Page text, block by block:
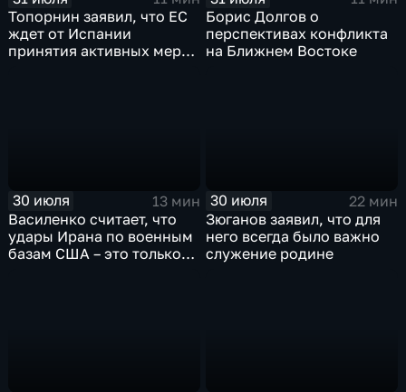
Топорнин заявил, что ЕС
ждет от Испании
принятия активных мер
Борис Долгов о
перспективах конфликта
на Ближнем Востоке
30 июля
13 мин
Василенко считает, что
удары Ирана по военным
базам США – это только
30 июля
22 мин
Зюганов заявил, что для
него всегда было важно
служение родине